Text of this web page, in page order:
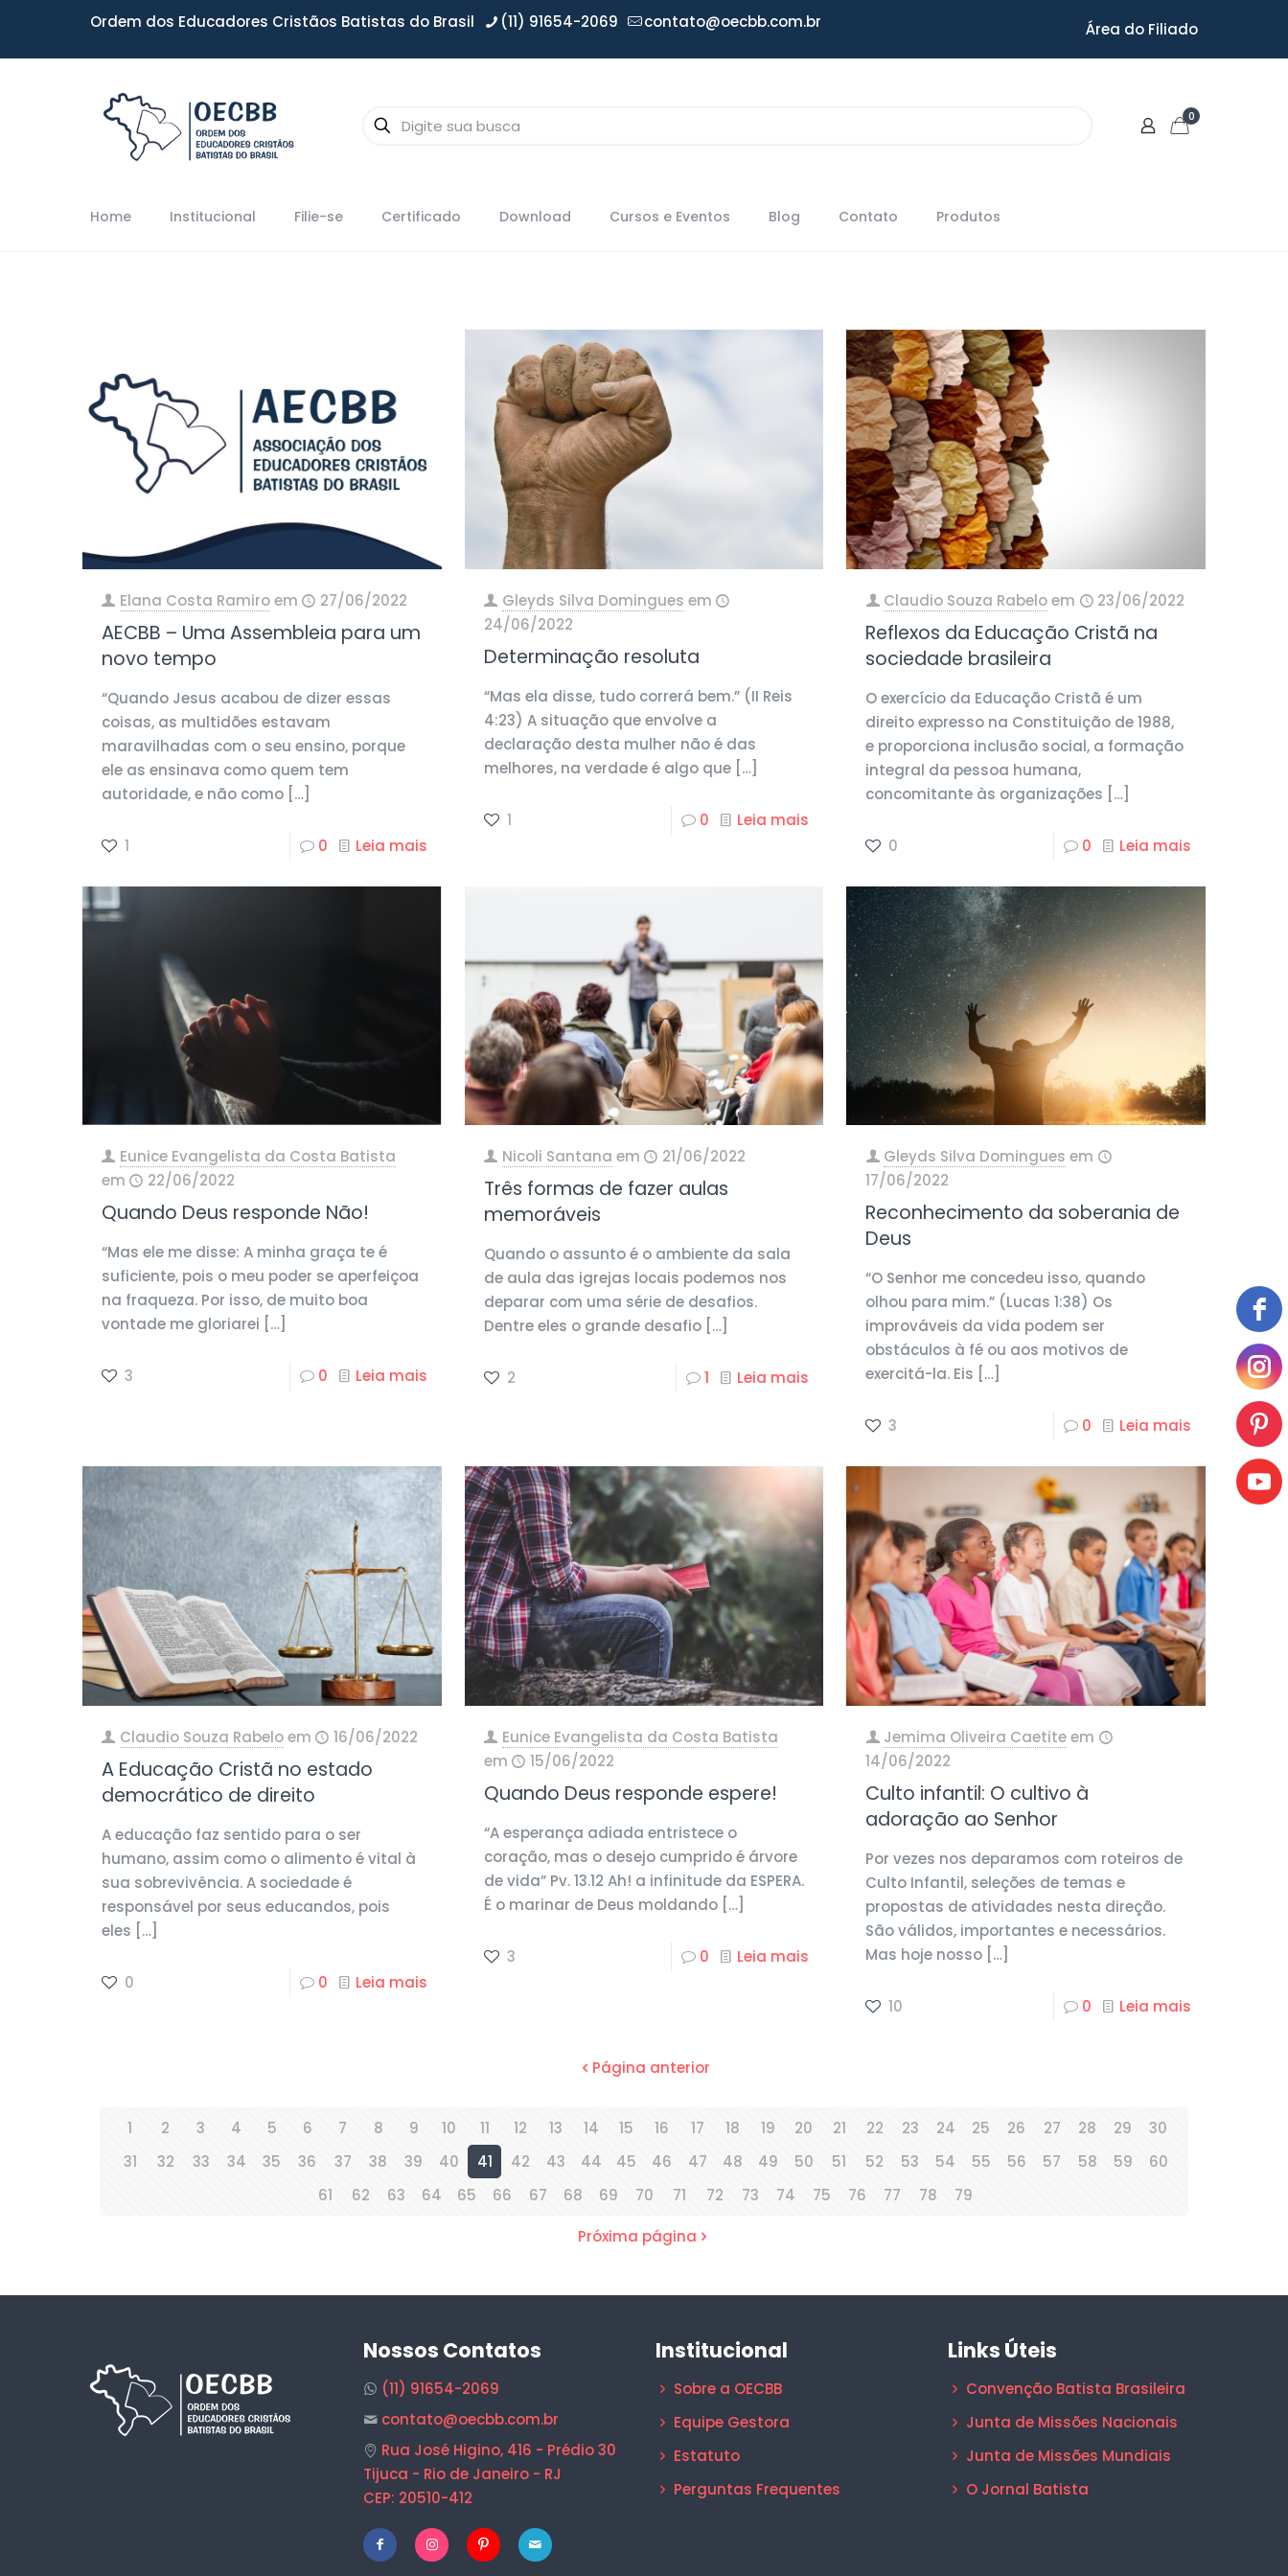
Ordem dos Educadores Cristãos Batistas do Brasil (11) 91654-2069 contato@oecbb.com.br Área do Filiado
0
Home Institucional Filie-se Certificado Download Cursos e Eventos Blog Contato Produtos
Elana Costa Ramiroem 27/06/2022
AECBB – Uma Assembleia para um
novo tempo
“Quando Jesus acabou de dizer essas
coisas, as multidões estavam
maravilhadas com o seu ensino, porque
ele as ensinava como quem tem
autoridade, e não como[…]
1 0 Leia mais
Gleyds Silva Domingues em
24/06/2022
Determinação resoluta
“Mas ela disse, tudo correrá bem.” (II Reis
4:23) A situação que envolve a
declaração desta mulher não é das
melhores, na verdade é algo que[…]
1 0 Leia mais
Claudio Souza Rabeloem 23/06/2022
Reflexos da Educação Cristã na
sociedade brasileira
O exercício da Educação Cristã é um
direito expresso na Constituição de 1988,
e proporciona inclusão social, a formação
integral da pessoa humana,
concomitante às organizações […]
0 0 Leia mais
Eunice Evangelista da Costa Batista
em
22/06/2022
Quando Deus responde Não!
“Mas ele me disse: A minha graça te é
suficiente, pois o meu poder se aperfeiçoa
na fraqueza. Por isso, de muito boa
vontade me gloriarei […]
3 0 Leia mais
Nicoli Santana em 21/06/2022
Três formas de fazer aulas
memoráveis
Quando o assunto é o ambiente da sala
de aula das igrejas locais podemos nos
deparar com uma série de desafios.
Dentre eles o grande desafio[…]
2 1 Leia mais
Gleyds Silva Domingues em
17/06/2022
Reconhecimento da soberania de
Deus
“O Senhor me concedeu isso, quando
olhou para mim.” (Lucas 1:38) Os
improváveis da vida podem ser
obstáculos à fé ou aos motivos de
exercitá-la. Eis […]
3 0 Leia mais
Claudio Souza Rabeloem 16/06/2022
A Educação Cristã no estado
democrático de direito
A educação faz sentido para o ser
humano, assim como o alimento é vital à
sua sobrevivência. A sociedade é
responsável por seus educandos, pois
eles […]
0 0 Leia mais
Eunice Evangelista da Costa Batista
em
15/06/2022
Quando Deus responde espere!
“A esperança adiada entristece o
coração, mas o desejo cumprido é árvore
de vida” Pv. 13.12 Ah! a infinitude da ESPERA.
É o marinar de Deus moldando[…]
3 0 Leia mais
Jemima Oliveira Caetiteem
14/06/2022
Culto infantil: O cultivo à
adoração ao Senhor
Por vezes nos deparamos com roteiros de
Culto Infantil, seleções de temas e
propostas de atividades nesta direção.
São válidos, importantes e necessários.
Mas hoje nosso […]
10 0 Leia mais
Página anterior
1 2 3 4 5 6 7 8 9 10 11 12 13 14 15 16 17 18 19 20 21 22 23 24 25 26 27 28 29
30
31
32 33 34 35 36 37 38 39 40 41 42 43 44 45 46 47 48 49 50 51 52 53 54 55 56 57 58 59
60
61
62 63 64 65 66 67 68 69 70 71 72 73 74 75 76 77 78 79
Próxima página
Nossos Contatos
(11) 91654-2069
contato@oecbb.com.br
Rua José Higino, 416 - Prédio 30
Tijuca - Rio de Janeiro - RJ
CEP: 20510-412
Institucional
Sobre a OECBB
Equipe Gestora
Estatuto
Perguntas Frequentes
Links Úteis
Convenção Batista Brasileira
Junta de Missões Nacionais
Junta de Missões Mundiais
O Jornal Batista